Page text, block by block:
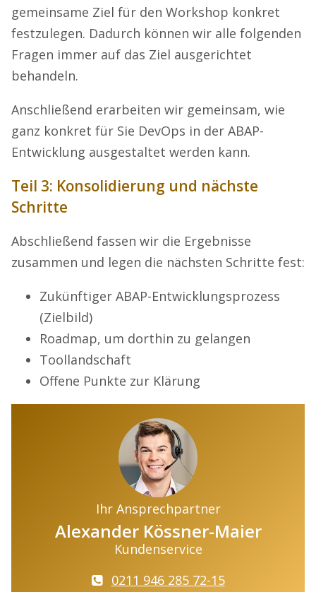
gemeinsame Ziel für den Workshop konkret
festzulegen. Dadurch können wir alle folgenden
Fragen immer auf das Ziel ausgerichtet
behandeln.
Anschließend erarbeiten wir gemeinsam, wie
ganz konkret für Sie DevOps in der ABAP-
Entwicklung ausgestaltet werden kann.
Teil 3: Konsolidierung und nächste
Schritte
Abschließend fassen wir die Ergebnisse
zusammen und legen die nächsten Schritte fest:
Zukünftiger ABAP-Entwicklungsprozess
(Zielbild)
Roadmap, um dorthin zu gelangen
Toollandschaft
Offene Punkte zur Klärung
Ihr Ansprechpartner
Alexander Kössner-Maier
Kundenservice
0211 946 285 72-15